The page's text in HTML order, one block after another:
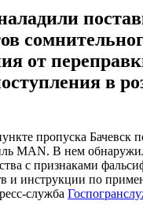
от
в
пропуска Бачевск
MAN. В нем
с признаками
и инструкции по
служба